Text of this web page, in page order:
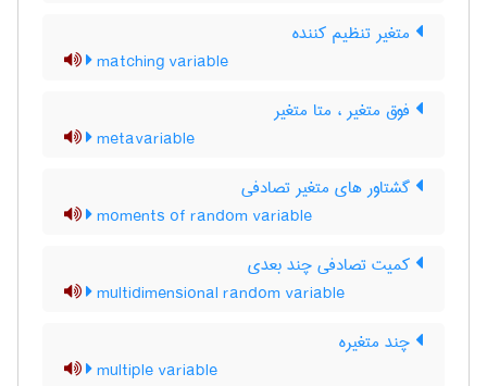
متغیر تنظیم کننده
matching variable
فوق متغیر ، متا متغیر
metavariable
گشتاور های متغیر تصادفی
moments of random variable
کمیت تصادفی چند بعدی
multidimensional random variable
چند متغیره
multiple variable